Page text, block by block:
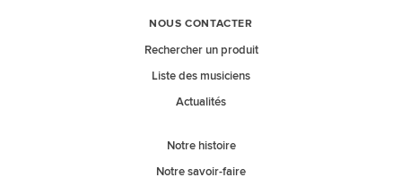
NOUS CONTACTER
Rechercher un produit
Liste des musiciens
Actualités
Notre histoire
Notre savoir-faire